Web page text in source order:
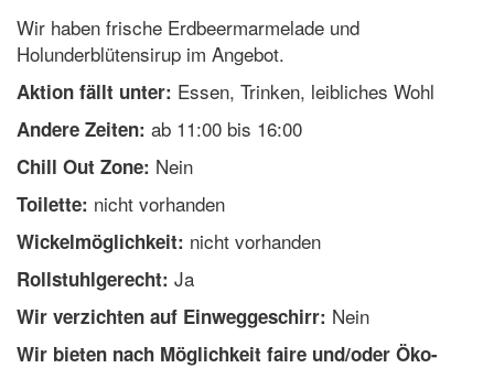
Wir haben frische Erdbeermarmelade und
Holunderblütensirup im Angebot.
Aktion fällt unter: Essen, Trinken, leibliches Wohl
Andere Zeiten: ab 11:00 bis 16:00
Chill Out Zone: Nein
Toilette: nicht vorhanden
Wickelmöglichkeit: nicht vorhanden
Rollstuhlgerecht: Ja
Wir verzichten auf Einweggeschirr: Nein
Wir bieten nach Möglichkeit faire und/oder Öko-